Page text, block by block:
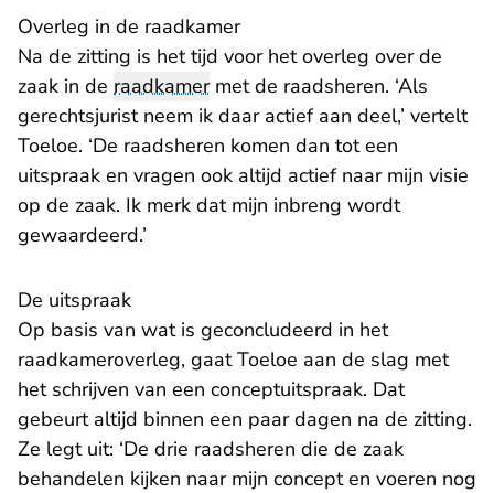
Overleg in de raadkamer
Na de zitting is het tijd voor het overleg over de
zaak in de raadkamermet de raadsheren. ‘Als
gerechtsjurist neem ik daar actief aan deel,’ vertelt
Toeloe. ‘De raadsheren komen dan tot een
uitspraak en vragen ook altijd actief naar mijn visie
op de zaak. Ik merk dat mijn inbreng wordt
gewaardeerd.’
De uitspraak
Op basis van wat is geconcludeerd in het
raadkameroverleg, gaat Toeloe aan de slag met
het schrijven van een conceptuitspraak. Dat
gebeurt altijd binnen een paar dagen na de zitting.
Ze legt uit: ‘De drie raadsheren die de zaak
behandelen kijken naar mijn concept en voeren nog